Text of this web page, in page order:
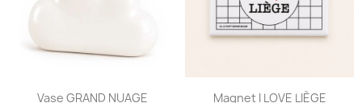
Vase GRAND NUAGE Magnet I LOVE LIÈGE